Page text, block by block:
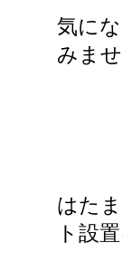
気に
みま
はた
ト設